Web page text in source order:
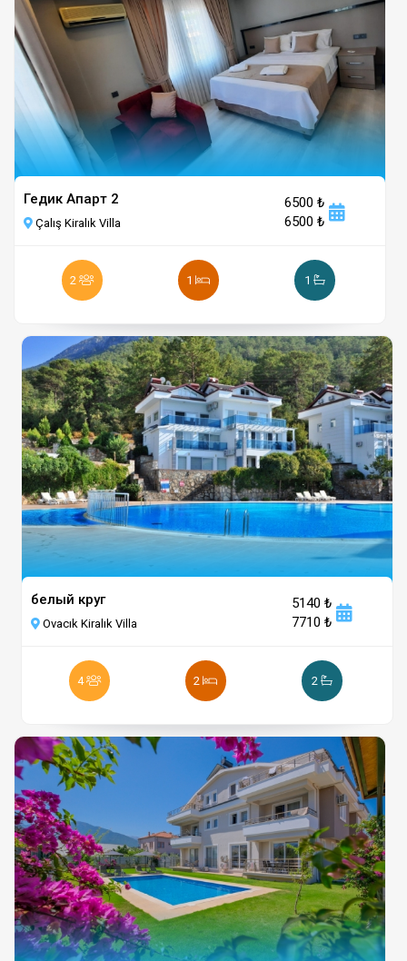
Гедик Апарт 2
Çalış Kiralık Villa
6500 ₺
6500 ₺
2 1 1
белый круг
Ovacık Kiralık Villa
5140 ₺
7710 ₺
4 2 2